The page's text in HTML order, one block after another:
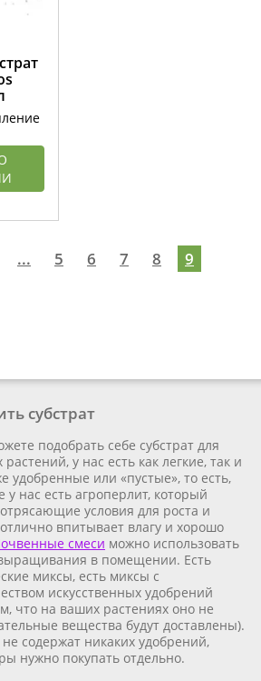
... 5 6 7 8 9
субстрат
подобрать себе субстрат для
у нас есть как легкие, так и
удобренные или «пустые», то есть,
у нас есть агроперлит, который
условия для роста и
впитывает влагу и хорошо
смеси можно использовать
выращивания в помещении. Есть
миксы, есть миксы с
искусственных удобрений
что на ваших растениях оно не
вещества будут доставлены).
содержат никаких удобрений,
нужно покупать отдельно.